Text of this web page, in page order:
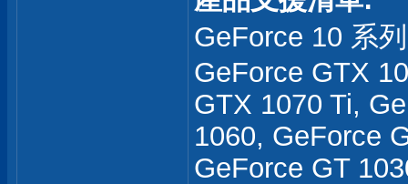
GeForce 10 系列
GeForce GTX
GTX 1070 Ti,
1060, GeForce
GeForce GT